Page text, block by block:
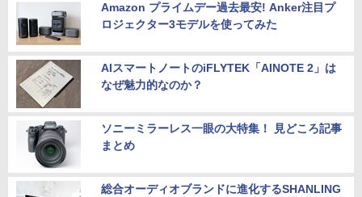
Amazon プライムデー過去最安! Anker注目プ
ロジェクター3モデルを使ってみた
AIスマートノートのiFLYTEK「AINOTE 2」は
なぜ魅力的なのか？
ソニーミラーレス一眼の大特集！ 見どころ記事
まとめ
総合オーディオブランドに進化するSHANLING